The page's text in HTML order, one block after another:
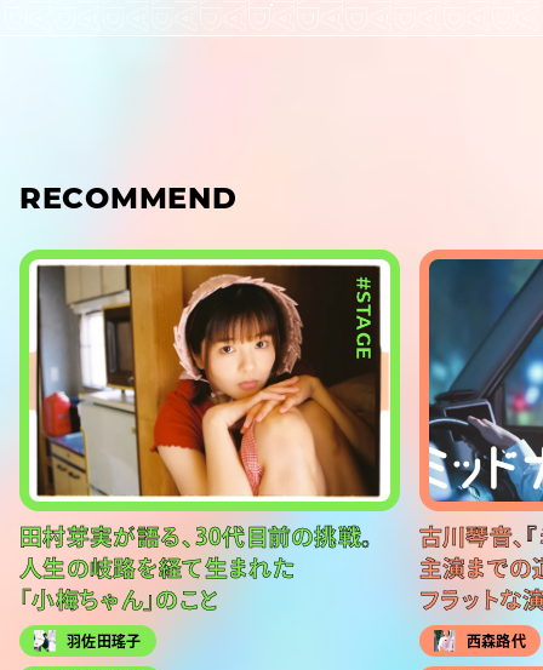
RECOMMEND
#STAGE
田村芽実が語る、30代目前の挑戦。
人生の岐路を経て生まれた
「小梅ちゃん」のこと
羽佐田瑤子
古川琴音、
主演までの
フラットな
西森路代